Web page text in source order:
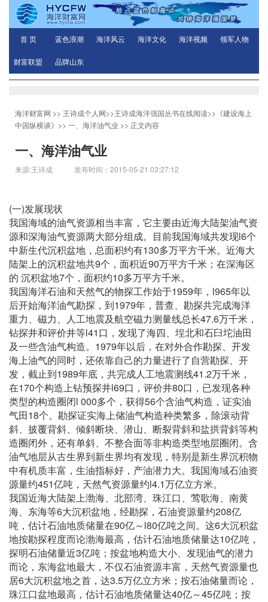
首 页 蓝色浪潮 海洋风云 海洋文化 海洋视频 领军人物
财富联盟 品牌山东
海洋财富网 >> 王诗成个人网>>王诗成海洋强国丛书在线阅读>> 《建设海上
中国纵横谈》 >> 一、海洋油气业 >> 正文内容
一、海洋油气业
来源:王诗成 发布时间：2015-05-21 03:27:12
(一)发展现状
我国海域的油气资源相当丰富，它主要由近海大陆架油气资
源和深海油气资源两大部分组成。目前我国海域共发现l6个
中新生代沉积盆地，总面积约有130多万平方千米。近海大
陆架上的沉积盆地共9个，面积近90万平方千米；在深海区
的 沉积盆地7个，面积约10多万平方千米。
我国海洋石油和天然气的物探工作始于1959年， l965年以
后开始海洋油气勘探，到 1979年，普查、勘探共完成海洋
重力、磁力、人工地震及航空磁力测量线总长47.6万千米，
钻探井和评价井等l41 口，发现了海四、埕北和石臼坨油田
及一些含油气构造。 1979年以后，在对外合作勘探、开发
海上油气的同时，还依靠自己的力量进行了自营勘探、开
发，截止到 1989年底，共完成人工地震测线41.2万千米，
在170个构造上钻预探井l69口，评价井80口，已发现各种
类型的构造圈闭l 000多个，获得56个含油气构造，证实油
气田 18个。勘探证实海上储油气构造种类繁多，除滚动背
斜、披覆背斜、倾斜断块、潜山、断裂背斜和盐拱背斜等构
造圈闭外，还有单斜、不整合面等非构造类型地层圈闭。含
油气地层从古生界到新生界均有发现，特别是新生界沉积物
中有机质丰富，生油指标好，产油潜力大。我国海域石油资
源量约451亿吨，天然气资源量约l4.1万亿立方米。
我国近海大陆架上渤海、北部湾、珠江口、莺歌海、南黄
海、东海等6大沉积盆地，经勘探，石油资源量约208亿
吨，估计石油地质储量在90亿～ l80亿吨之间。这6大沉积盆
地按勘探程度而论渤海最高，估计石油地质储量达10亿吨，
探明石油储量近3亿吨；按盆地构造大小、发现油气的潜力
而论，东海盆地最大，不仅石油资源丰富，天然气资源量也
居6大沉积盆地之首，达3.5万亿立方米；按石油储量而论，
珠江口盆地最高，估计石油地质储量达40亿～45亿吨；按